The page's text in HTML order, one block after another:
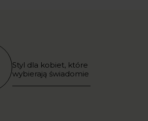
Styl dla kobiet, które
wybierają świadomie